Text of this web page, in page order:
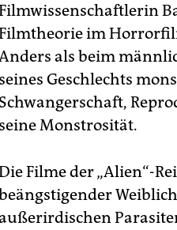
im
als beim
seines Geschlechts
Schwangerschaft,
seine Monstrosität.
Filme der „Alien“-